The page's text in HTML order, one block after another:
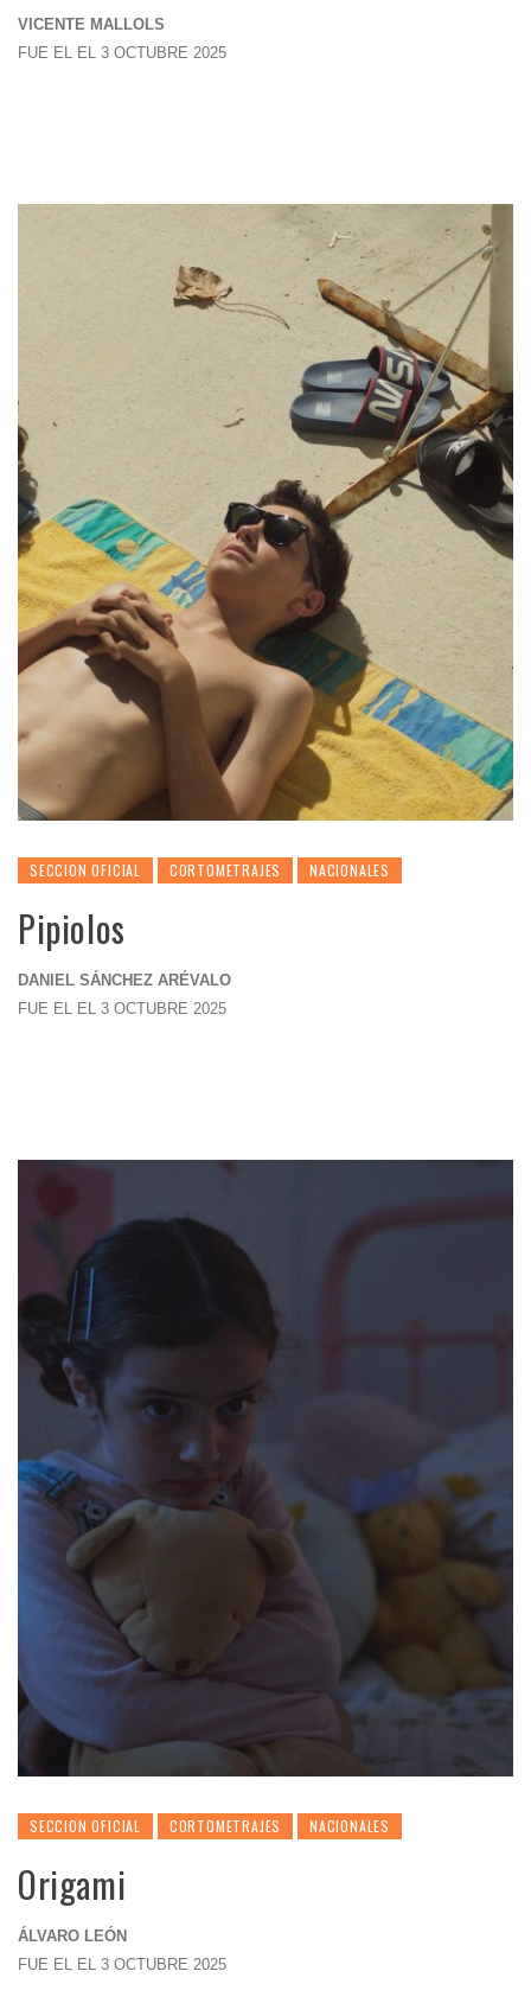
VICENTE MALLOLS
FUE EL EL 3 OCTUBRE 2025
SECCION OFICIAL CORTOMETRAJES NACIONALES
Pipiolos
DANIEL SÁNCHEZ ARÉVALO
FUE EL EL 3 OCTUBRE 2025
SECCION OFICIAL CORTOMETRAJES NACIONALES
Origami
ÁLVARO LEÓN
FUE EL EL 3 OCTUBRE 2025